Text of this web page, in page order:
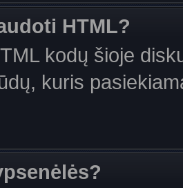
HTML?
kodų šioje
kuris